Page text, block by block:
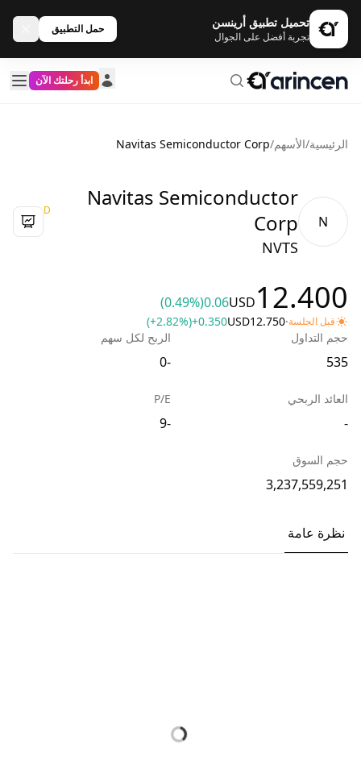
تحميل تطبيق أرينسن
تجربة أفضل على الجوال
حمل التطبيق
ابدأ رحلتك الآن
الرئيسية/الأسهم/
Navitas Semiconductor Corp
N
Navitas Semiconductor
Corp
D
NVTS
12.400
USD
0.06
(0.49%)
قبل الجلسة·
12.750
USD
+0.350
(+2.82%)
حجم التداول
535
الربح لكل سهم
-0
العائد الربحي
-
P/E
-9
حجم السوق
3,237,559,251
نظرة عامة